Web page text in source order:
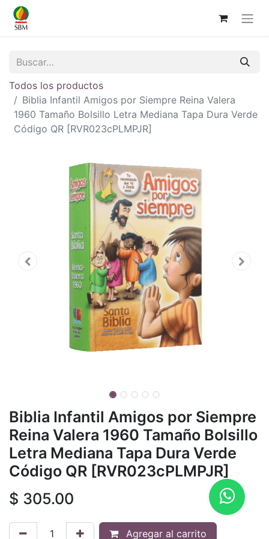
Todos los productos
Biblia Infantil Amigos por Siempre Reina Valera
1960 Tamaño Bolsillo Letra Mediana Tapa Dura Verde
Código QR [RVR023cPLMPJR]
Biblia Infantil Amigos por Siempre
Reina Valera 1960 Tamaño Bolsillo
Letra Mediana Tapa Dura Verde
Código QR [RVR023cPLMPJR]
$ 305.00
Agregar al carrito